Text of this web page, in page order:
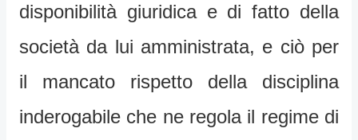
disponibilità giuridica e di fatto della
società da lui amministrata, e ciò per
il mancato rispetto della disciplina
inderogabile che ne regola il regime di